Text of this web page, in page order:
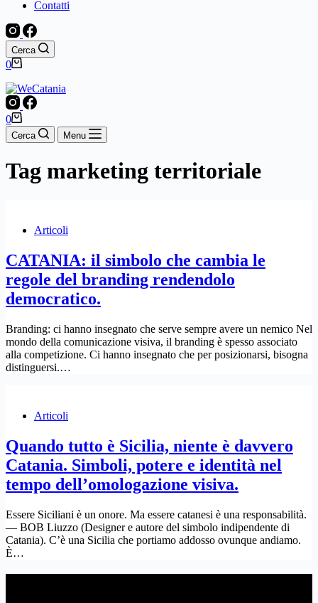
Contatti
Cerca
Carrello
0
Carrello
0
Cerca Menu
Tag marketing territoriale
Articoli
CATANIA: il simbolo che cambia le
regole del branding rendendolo
democratico.
Branding: ci hanno insegnato che serve sempre avere un nemico Nel
mondo della comunicazione visiva, il branding è spesso associato
alla competizione. Ci hanno insegnato che per posizionarsi, bisogna
distinguersi.…
Articoli
Quando tutto è Sicilia, niente è davvero
Catania. Simboli, potere e identità nel
tempo dell’omologazione visiva.
Essere Siciliani è un onore. Ma essere catanesi è una responsabilità.
— BOB Liuzzo (Designer e autore del simbolo indipendente di
Catania). C’è una Sicilia che portiamo addosso ovunque andiamo.
È…